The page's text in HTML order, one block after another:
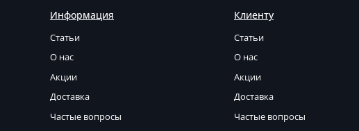
Информация
Статьи
О нас
Акции
Доставка
Частые вопросы
Клиенту
Статьи
О нас
Акции
Доставка
Частые вопросы